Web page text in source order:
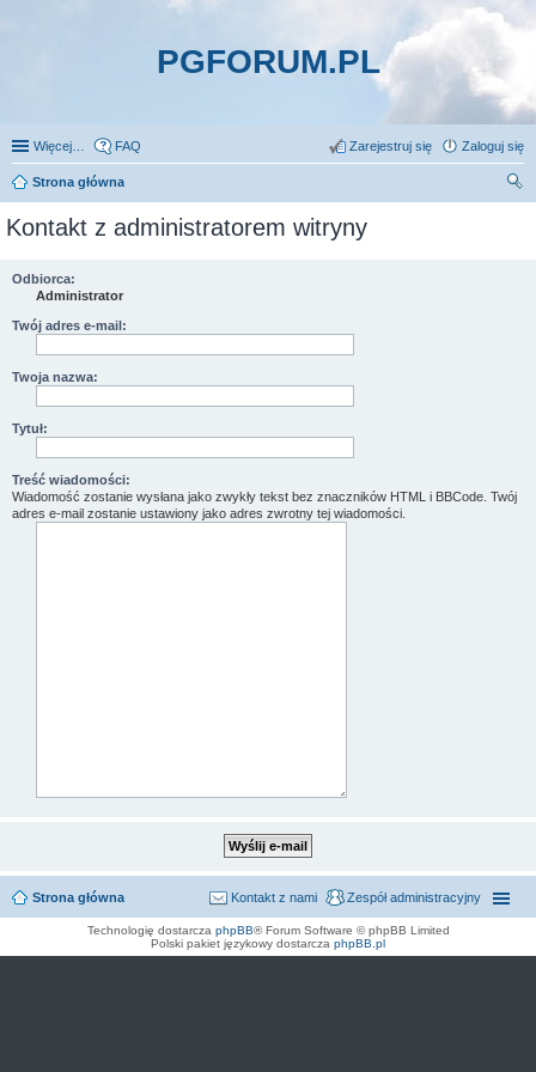
PGFORUM.PL
Więcej… FAQ Zaloguj się
Zarejestruj się
Strona główna
Kontakt z administratorem witryny
Odbiorca:
Administrator
Twój adres e-mail:
Twoja nazwa:
Tytuł:
Treść wiadomości:
Wiadomość zostanie wysłana jako zwykły tekst bez znaczników HTML i BBCode. Twój
adres e-mail zostanie ustawiony jako adres zwrotny tej wiadomości.
Strona główna Zespół administracyjny
Kontakt z nami
Technologię dostarcza phpBB® Forum Software © phpBB Limited
Polski pakiet językowy dostarcza phpBB.pl